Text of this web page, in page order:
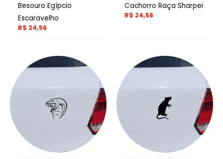
Besouro Egípcio
Escaravelho
R$ 24,56
Cachorro Raça Sharpei
R$ 24,56